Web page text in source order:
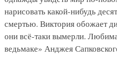
нарисовать какой-нибудь
смертью. Виктория обожает
они всё-таки вымерли.
ведьмаке» Анджея